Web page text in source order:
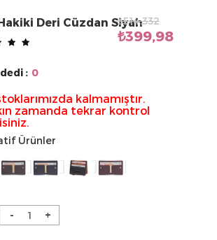
Deri Cüzdan Siyah
: 0
kalmamıştır.
zamanda tekrar kontrol
Ürünler
- +
₺514,332
₺399,98